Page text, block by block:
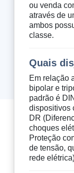
ou venda
através de
ambos
classe.
Quais
Em relação
bipolar e
padrão é
dispositivos
DR
choques
Proteção
de tensão,
rede